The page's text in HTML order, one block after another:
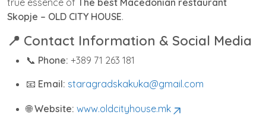
Skopje – OLD CITY HOUSE.
📍 Contact Information & Social Media
📞 Phone: +389 71 263 181
📧 Email: staragradskakuka@gmail.com
🌐Website: www.oldcityhouse.mk